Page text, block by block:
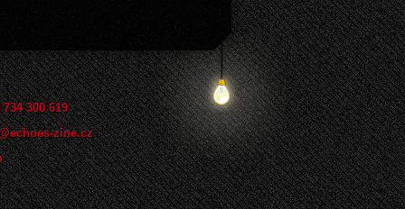
734 300 619
zine.cz